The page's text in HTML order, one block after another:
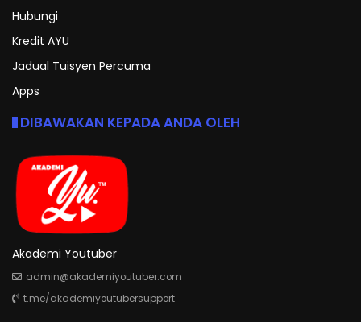
Hubungi
Kredit AYU
Jadual Tuisyen Percuma
Apps
DIBAWAKAN KEPADA ANDA OLEH
Akademi Youtuber
admin@akademiyoutuber.com
t.me/akademiyoutubersupport